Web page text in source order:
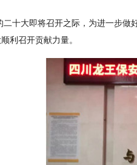
十大即将召开之际，为进一步
利召开贡献力量。